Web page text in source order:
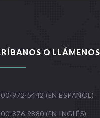
O LLÁMENOS
972-5442 (EN ESPAÑOL)
876-9880 (EN INGLÉS)